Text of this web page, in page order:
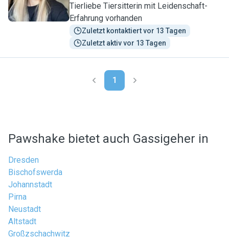
Tierliebe Tiersitterin mit Leidenschaft-
Erfahrung vorhanden
Zuletzt kontaktiert vor 13 Tagen
Zuletzt aktiv vor 13 Tagen
1
Pawshake bietet auch Gassigeher in
Dresden
Bischofswerda
Johannstadt
Pirna
Neustadt
Altstadt
Großzschachwitz